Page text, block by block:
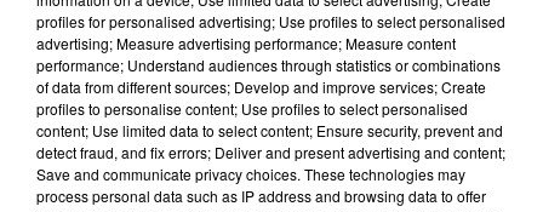
fermer ses portes.
TITRES DIFFUSÉS
15h07
15h07 15h04
15h04
profiles for personalised advertising; Use profiles to select personalised
advertising; Measure advertising performance; Measure content
performance; Understand audiences through statistics or combinations
of data from different sources; Develop and improve services; Create
profiles to personalise content; Use profiles to select personalised
content; Use limited data to select content; Ensure security, prevent and
detect fraud, and fix errors; Deliver and present advertising and content;
Save and communicate privacy choices. These technologies may
process personal data such as IP address and browsing data to offer